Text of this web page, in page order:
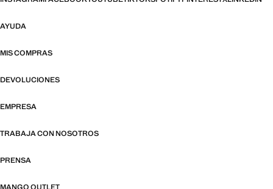
AYUDA
MIS COMPRAS
DEVOLUCIONES
EMPRESA
TRABAJA CON NOSOTROS
PRENSA